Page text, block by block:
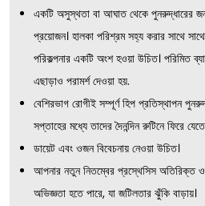
একটি অসুস্থতা বা আঘাত থেকে পুনরুদ্ধারের
প্রয়োজন। হালকা পরিশ্রম সহ্য করার সাথে
পরিকল্পনার একটি অংশ হওয়া উচিত। পরিমিত
এছাড়াও পরামর্শ দেওয়া হয়.
বেশিরভাগ রোগীই সম্পূর্ণ হিপ প্রতিস্থাপন
সপ্তাহের মধ্যে তাদের দৈনন্দিন রুটিনে ফিরে
ডায়েট এবং ওজন বিবেচনায় নেওয়া উচিত।
আপনার নতুন নিতম্বের প্রস্থেসিস অতিরিক্ত
অভিজ্ঞতা হতে পারে, যা জটিলতার ঝুঁকি বাড়ায়।